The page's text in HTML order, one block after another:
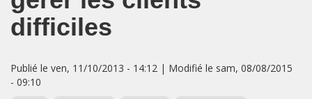
difficiles
Publié le ven, 11/10/2013 - 14:12 | Modifié le sam, 08/08/2015
- 09:10